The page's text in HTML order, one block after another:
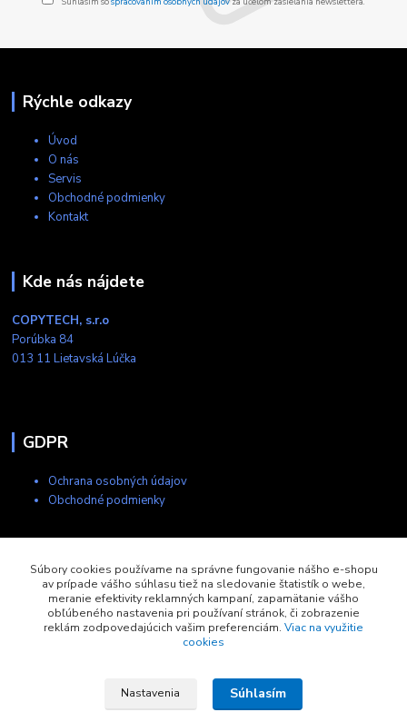
Rýchle odkazy
Úvod
O nás
Servis
Obchodné podmienky
Kontakt
Kde nás nájdete
COPYTECH, s.r.o
Porúbka 84
013 11 Lietavská Lúčka
GDPR
Ochrana osobných údajov
Obchodné podmienky
Kontakty
+421 903 704 275
8:00-17:00
Súbory cookies používame na správne fungovanie nášho e-shopu
av prípade vášho súhlasu tiež na sledovanie štatistík o webe,
meranie efektivity reklamných kampaní, zapamätanie vášho
obľúbeného nastavenia pri používaní stránok, či zobrazenie
reklám zodpovedajúcich vašim preferenciám. Viac na využitie
cookies
Nastavenia Súhlasím